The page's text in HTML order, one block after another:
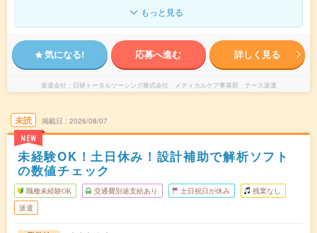
もっと見る
気になる! 応募へ進む 詳しく見る
派遣会社 日研トータルソーシング株式会社 メディカルケア事業部 ナース派遣
未読
NEW
掲載日 2026/08/07
未経験OK！土日休み！設計補助で解析ソフト
の数値チェック
職種未経験OK 交通費別途支給あり 土日祝日が休み 残業なし
派遣